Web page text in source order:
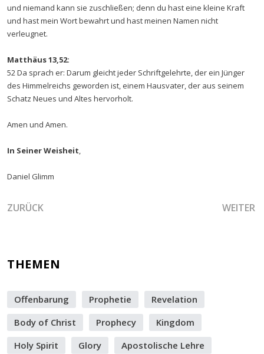
und niemand kann sie zuschließen; denn du hast eine kleine Kraft
und hast mein Wort bewahrt und hast meinen Namen nicht
verleugnet.
Matthäus 13,52:
52 Da sprach er: Darum gleicht jeder Schriftgelehrte, der ein Jünger
des Himmelreichs geworden ist, einem Hausvater, der aus seinem
Schatz Neues und Altes hervorholt.
Amen und Amen.
In Seiner Weisheit,
Daniel Glimm
VORHERIGER BEITRAG: VERRAT MUSS GEHEN UND
ZURÜCK WEITER
THEMEN
Offenbarung Prophetie
Revelation
Body of Christ
Prophecy
Kingdom
Holy Spirit
Glory
Apostolische Lehre